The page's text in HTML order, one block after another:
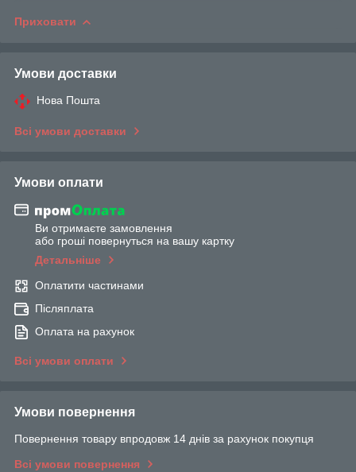
Приховати
Умови доставки
Нова Пошта
Всі умови доставки
Умови оплати
Ви отримаєте замовлення
або гроші повернуться на вашу картку
Детальніше
Оплатити частинами
Післяплата
Оплата на рахунок
Всі умови оплати
Умови повернення
Повернення товару впродовж 14 днів за рахунок покупця
Всі умови повернення